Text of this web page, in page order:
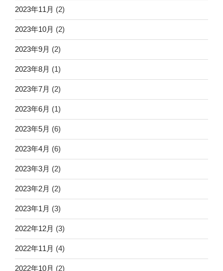
2023年11月 (2)
2023年10月 (2)
2023年9月 (2)
2023年8月 (1)
2023年7月 (2)
2023年6月 (1)
2023年5月 (6)
2023年4月 (6)
2023年3月 (2)
2023年2月 (2)
2023年1月 (3)
2022年12月 (3)
2022年11月 (4)
2022年10月 (2)